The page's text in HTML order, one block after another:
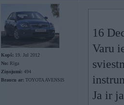
Kopš: 19. Jul 2012
No: Rīga
Ziņojumi: 494
Braucu ar: TOYOTA AVENSIS
16
Varu
Ja ir